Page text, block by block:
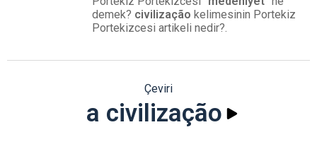
demek? civilização kelimesinin Portekiz
Portekizcesi artikeli nedir?.
Çeviri
a civilização